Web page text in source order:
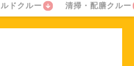
ドクルー 清掃・配膳クルー